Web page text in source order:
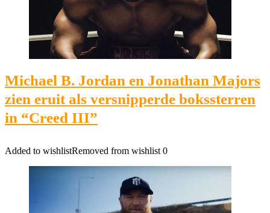
Michael B. Jordan en Jonathan Majors
zien eruit als versnipperde bokssterren
in “Creed III”
Added to wishlistRemoved from wishlist 0